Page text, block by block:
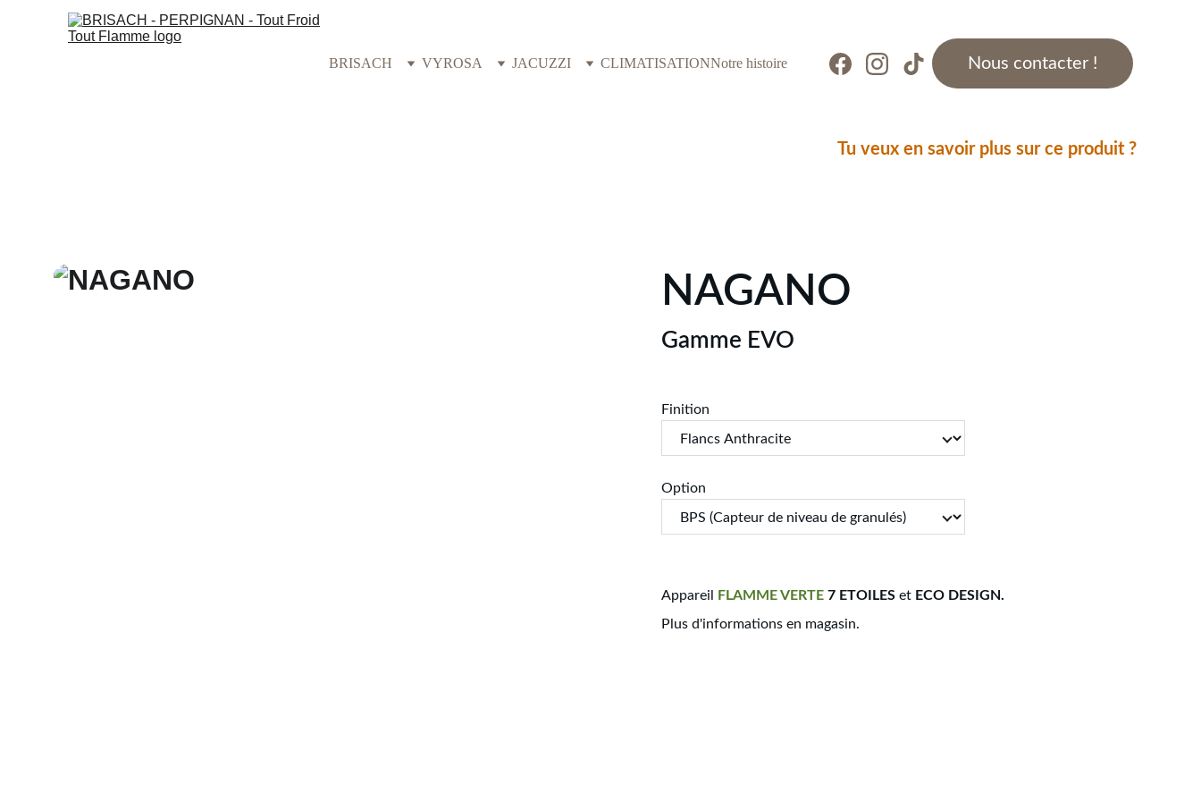
BRISACH VYROSA JACUZZI CLIMATISATIONNotre histoire Nous contacter !
Tu veux en savoir plus sur ce produit ?
NAGANO
Gamme EVO
Finition
Option
Appareil FLAMMEVERTE 7 ETOILES et ECO DESIGN.
Plus d'informations en magasin.